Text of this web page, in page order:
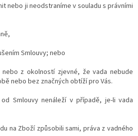
nebo ji neodstraníme v souladu s právními
Smlouvy; nebo
z okolností zjevné, že vada nebude
nebo bez značných obtíží pro Vás.
Smlouvy nenáleží v případě, je-li vada
na Zboží způsobili sami, práva z vadného